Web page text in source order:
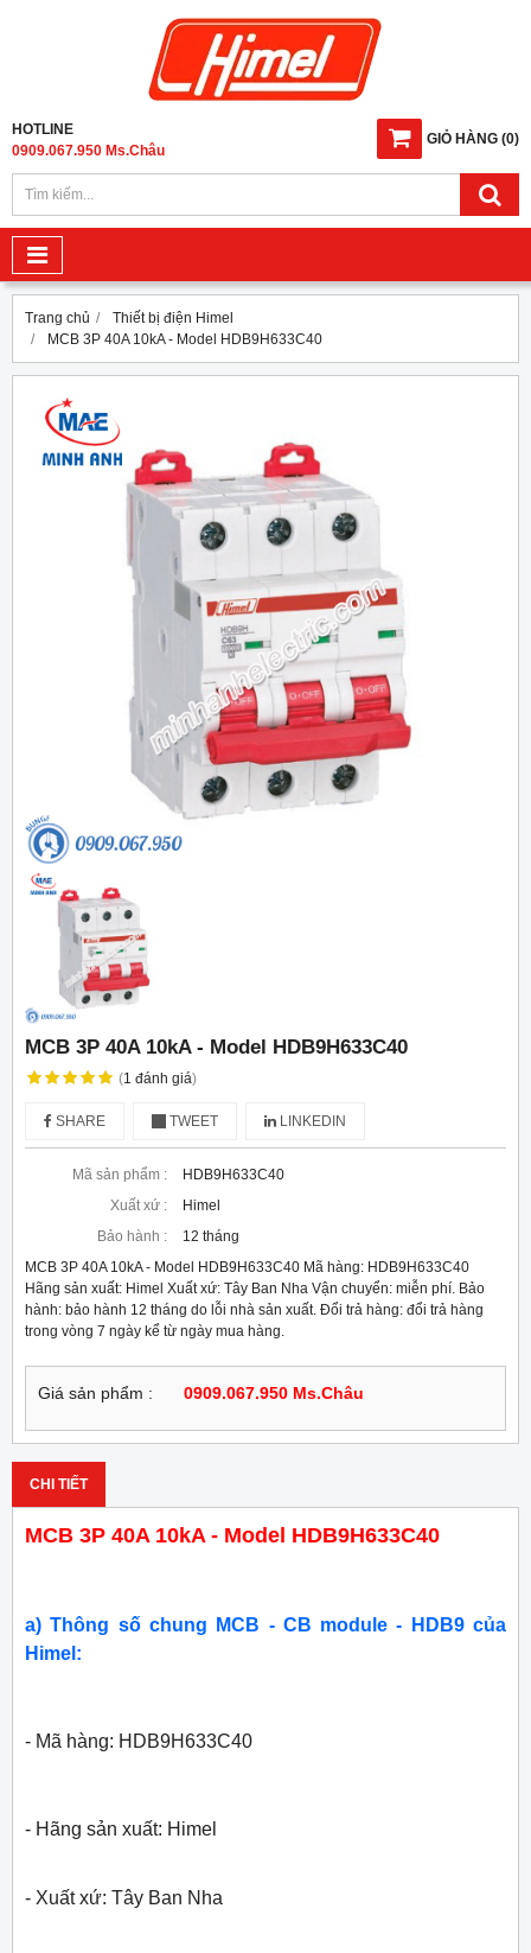
GIỎ HÀNG (0)
HOTLINE
0909.067.950 Ms.Châu
Trang chủ
Thiết bị điện Himel
MCB 3P 40A 10kA - Model HDB9H633C40
MCB 3P 40A 10kA - Model HDB9H633C40
(1 đánh giá)
SHARE TWEET LINKEDIN
Mã sản phẩm :
HDB9H633C40
Xuất xứ :
Himel
Bảo hành :
12 tháng
MCB 3P 40A 10kA - Model HDB9H633C40 Mã hàng: HDB9H633C40
Hãng sản xuất: Himel Xuất xứ: Tây Ban Nha Vận chuyển: miễn phí. Bảo
hành: bảo hành 12 tháng do lỗi nhà sản xuất. Đổi trả hàng: đổi trả hàng
trong vòng 7 ngày kể từ ngày mua hàng.
Giá sản phẩm : 0909.067.950 Ms.Châu
CHI TIẾT
MCB 3P 40A 10kA - Model HDB9H633C40
a) Thông số chung MCB - CB module - HDB9 của
Himel:
- Mã hàng: HDB9H633C40
- Hãng sản xuất: Himel
- Xuất xứ: Tây Ban Nha